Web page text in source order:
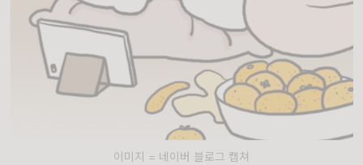
이미지 = 네이버 블로그 캡쳐